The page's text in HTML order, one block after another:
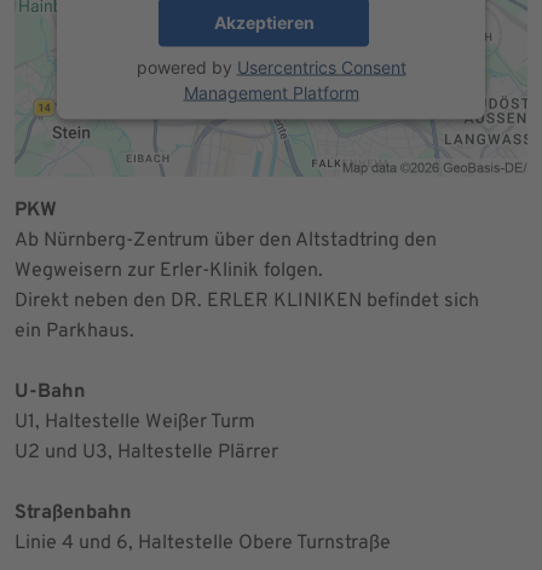
Akzeptieren
powered by Usercentrics Consent
Management Platform
PKW
Ab Nürnberg-Zentrum über den Altstadtring den
Wegweisern zur Erler-Klinik folgen.
Direkt neben den DR. ERLER KLINIKEN befindet sich
ein Parkhaus.
U-Bahn
U1, Haltestelle Weißer Turm
U2 und U3, Haltestelle Plärrer
Straßenbahn
Linie 4 und 6, Haltestelle Obere Turnstraße